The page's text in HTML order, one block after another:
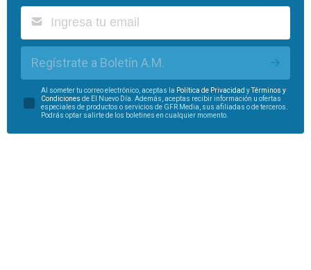
Regístrate a Boletín A.M.
Al someter tu correo electrónico, aceptas la Política de Privacidad yTérminos y
Condiciones de El Nuevo Día. Además, aceptas recibir información u ofertas
especiales de productos o servicios de GFR Media, sus afiliadas o de terceros.
Podrás optar salirte de los boletines en cualquier momento.